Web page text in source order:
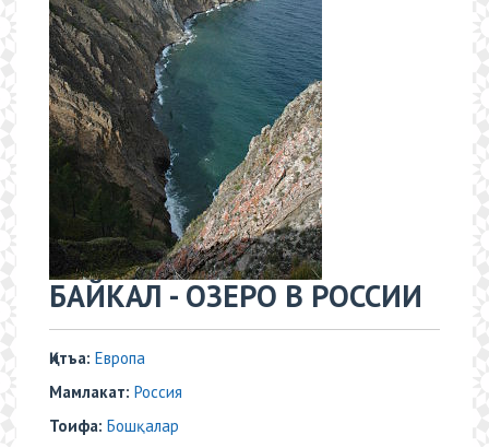
​БАЙКАЛ - ОЗЕРО В РОССИИ
Қитъа: Европа
Мамлакат: Россия
Тоифа: Бошқалар